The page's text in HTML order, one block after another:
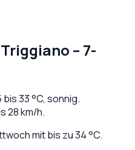
Triggiano – 7-
bis33°C, sonnig.
28km/h.
mit bis zu 34 °C.